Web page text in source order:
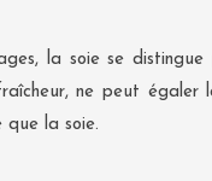
la soie se
ne peut
que la soie.